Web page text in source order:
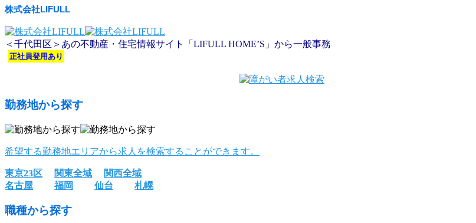
株式会社LIFULL
＜千代田区＞あの不動産・住宅情報サイト「LIFULL HOME’S」から一般事務
正社員登用あり
勤務地から探す
希望する勤務地エリアから求人を検索することができます。
東京23区 関東全域
関西全域
名古屋
福岡 仙台 札幌
職種から探す